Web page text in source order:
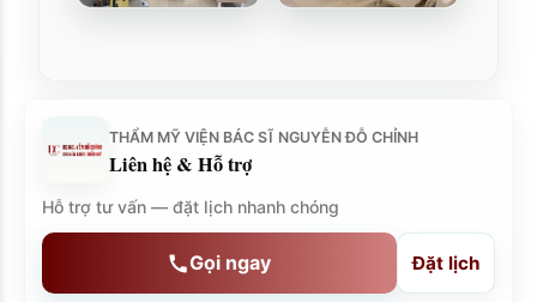
THẨM MỸ VIỆN BÁC SĨ NGUYỄN ĐỖ CHỈNH
Liên hệ & Hỗ trợ
Hỗ trợ tư vấn — đặt lịch nhanh chóng
Gọi ngay Đặt lịch